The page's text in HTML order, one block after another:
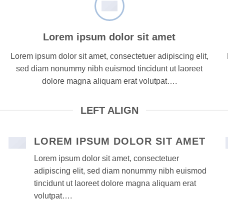
Lorem ipsum dolor sit amet
Lorem ipsum dolor sit amet, consectetuer adipiscing elit,
sed diam nonummy nibh euismod tincidunt ut laoreet
dolore magna aliquam erat volutpat….
LEFT ALIGN
LOREM IPSUM DOLOR SIT AMET
Lorem ipsum dolor sit amet, consectetuer
adipiscing elit, sed diam nonummy nibh euismod
tincidunt ut laoreet dolore magna aliquam erat
volutpat….